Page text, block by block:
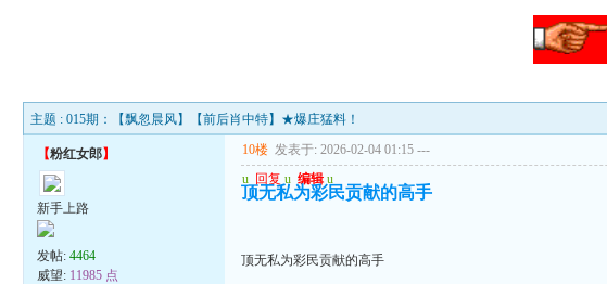
主题 : 015期：【飘忽晨风】【前后肖中特】★爆庄猛料！
【粉红女郎】
新手上路
发帖:4464
威望: 11985 点
10楼 发表于: 2026-02-04 01:15 ---
u 回复 u 编辑 u
顶无私为彩民贡献的高手
顶无私为彩民贡献的高手